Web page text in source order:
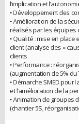
l’implication et
• Développement des
• Amélioration de la
réalisés par les équipes
• Qualité : mise en
client (analyse des «
clients
• Performance :
(augmentation de 5% du
• Démarche SMED
et l’amélioration de la
• Animation de groupes
(chantier 5S,